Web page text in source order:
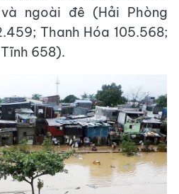
ngoài đê (Hải Phòng
Thanh Hóa 105.568;
658).